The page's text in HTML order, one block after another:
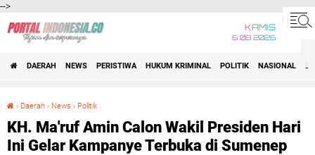
-->
KAMIS
6 08 2026
DAERAH NEWS PERISTIWA HUKUM KRIMINAL POLITIK NASIONAL
› Daerah › News › Politik
KH. Ma'ruf Amin Calon Wakil Presiden Hari
Ini Gelar Kampanye Terbuka di Sumenep